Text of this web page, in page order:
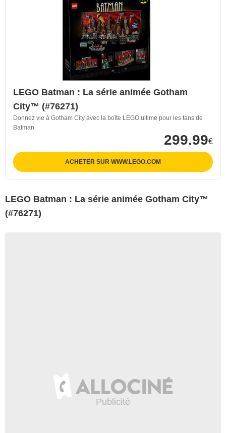
LEGO Batman : La série animée Gotham
City™ (#76271)
Donnez vie à Gotham City avec la boîte LEGO ultime pour les fans de
Batman
299.99€
ACHETER SUR WWW.LEGO.COM
LEGO Batman : La série animée Gotham City™
(#76271)